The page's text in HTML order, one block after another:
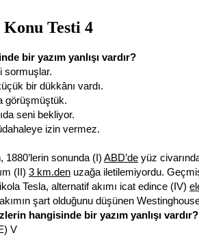
Konu Testi 4
bir yazım yanlışı vardır?
sormuşlar.
bir dükkânı vardı.
görüşmüştük.
seni bekliyor.
izin vermez.
1880’lerin sonunda (I) ABD’de yüz
(II) 3 km.den uzağa iletilemiyordu.
Tesla, alternatif akımı icat edince (IV)
şart olduğunu düşünen
hangisinde bir yazım yanlışı vardır?
V